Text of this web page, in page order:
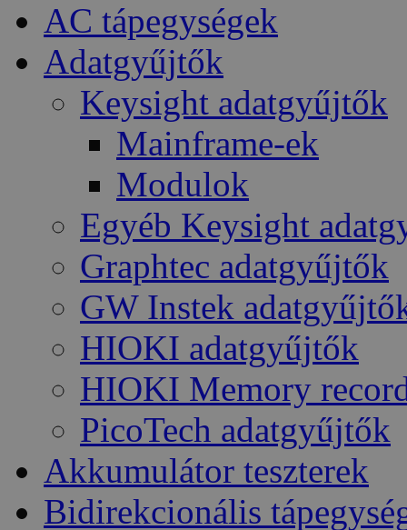
AC tápegységek
Adatgyűjtők
Keysight adatgyűjtők
Mainframe-ek
Modulok
Egyéb Keysight
Graphtec adatgyűjtők
GW Instek
HIOKI adatgyűjtők
HIOKI Memory
PicoTech adatgyűjtők
Akkumulátor teszterek
Bidirekcionális